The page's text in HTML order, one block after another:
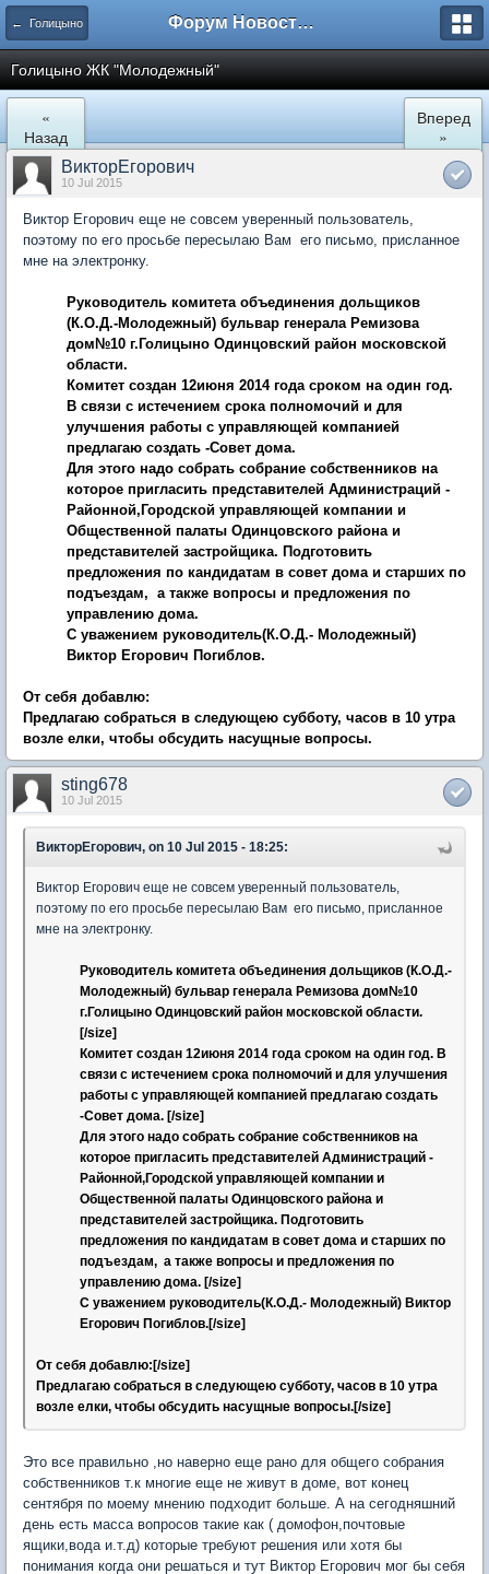
← Голицыно Форум Новостройки
Голицыно ЖК "Молодежный"
«
Назад
Вперед
»
ВикторЕгорович
10 Jul 2015
Виктор Егорович еще не совсем уверенный пользователь,
поэтому по его просьбе пересылаю Вам его письмо, присланное
мне на электронку.
Руководитель комитета объединения дольщиков
(К.О.Д.-Молодежный) бульвар генерала Ремизова
дом№10 г.Голицыно Одинцовский район московской
области.
Комитет создан 12июня 2014 года сроком на один год.
В связи с истечением срока полномочий и для
улучшения работы с управляющей компанией
предлагаю создать -Совет дома.
Для этого надо собрать собрание собственников на
которое пригласить представителей Администраций -
Районной,Городской управляющей компании и
Общественной палаты Одинцовского района и
представителей застройщика. Подготовить
предложения по кандидатам в совет дома и старших по
подъездам, а также вопросы и предложения по
управлению дома.
С уважением руководитель(К.О.Д.- Молодежный)
Виктор Егорович Погиблов.
От себя добавлю:
Предлагаю собраться в следующею субботу, часов в 10 утра
возле елки, чтобы обсудить насущные вопросы.
sting678
10 Jul 2015
ВикторЕгорович, on 10 Jul 2015 - 18:25:
Виктор Егорович еще не совсем уверенный пользователь,
поэтому по его просьбе пересылаю Вам его письмо, присланное
мне на электронку.
Руководитель комитета объединения дольщиков (К.О.Д.-
Молодежный) бульвар генерала Ремизова дом№10
г.Голицыно Одинцовский район московской области.
[/size]
Комитет создан 12июня 2014 года сроком на один год. В
связи с истечением срока полномочий и для улучшения
работы с управляющей компанией предлагаю создать
-Совет дома. [/size]
Для этого надо собрать собрание собственников на
которое пригласить представителей Администраций -
Районной,Городской управляющей компании и
Общественной палаты Одинцовского района и
представителей застройщика. Подготовить
предложения по кандидатам в совет дома и старших по
подъездам, а также вопросы и предложения по
управлению дома. [/size]
С уважением руководитель(К.О.Д.- Молодежный) Виктор
Егорович Погиблов.[/size]
От себя добавлю:[/size]
Предлагаю собраться в следующею субботу, часов в 10 утра
возле елки, чтобы обсудить насущные вопросы.[/size]
Это все правильно ,но наверно еще рано для общего собрания
собственников т.к многие еще не живут в доме, вот конец
сентября по моему мнению подходит больше. А на сегодняшний
день есть масса вопросов такие как ( домофон,почтовые
ящики,вода и.т.д) которые требуют решения или хотя бы
понимания когда они решаться и тут Виктор Егорович мог бы себя